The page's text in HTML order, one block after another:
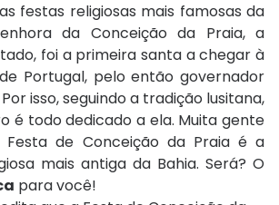
festas religiosas mais famosas da
da Conceição da Praia, a
foi a primeira santa a chegar à
Portugal, pelo então governador
isso, seguindo a tradição lusitana,
é todo dedicado a ela. Muita gente
de Conceição da Praia é a
mais antiga da Bahia. Será? O
para você!